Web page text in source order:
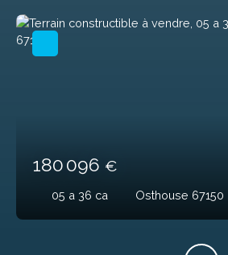
180 096 €
05 a 36 ca Osthouse 67150